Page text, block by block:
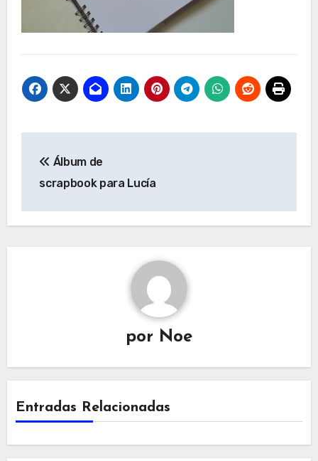
de
Álbum de
scrapbook para Lucía
por Noe
Entradas Relacionadas